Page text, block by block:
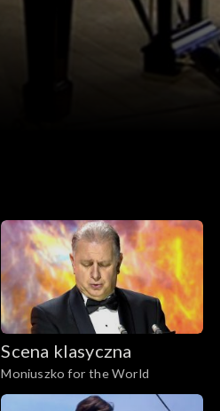
Scena klasyczna
Moniuszko for the World